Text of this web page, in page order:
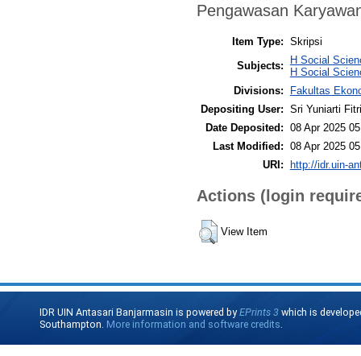
Pengawasan
Item Type: Skripsi
Subjects:
H Social
H Social
Divisions:
Fakultas
Depositing User: Sri Yuniarti
Date Deposited: 08 Apr 2025
Last Modified: 08 Apr 2025
URI: http://idr.uin-
Actions (login
View Item
IDR UIN Antasari Banjarmasin is powered byEPrints 3 which is
Southampton. More information and software credits.